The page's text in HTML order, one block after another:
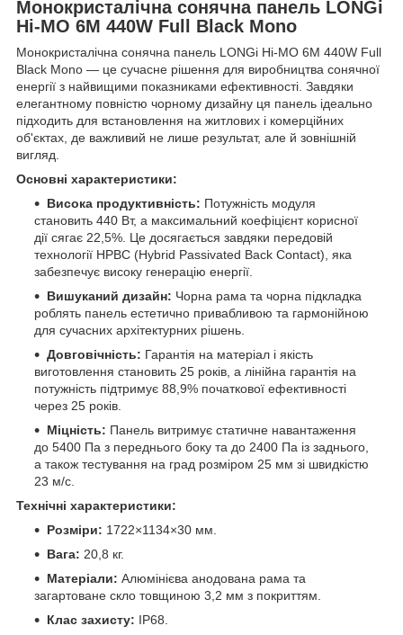
Монокристалічна сонячна панель LONGi
Hi-MO 6M 440W Full Black Mono
Монокристалічна сонячна панель LONGi Hi-MO 6M 440W Full
Black Mono — це сучасне рішення для виробництва сонячної
енергії з найвищими показниками ефективності. Завдяки
елегантному повністю чорному дизайну ця панель ідеально
підходить для встановлення на житлових і комерційних
об'єктах, де важливий не лише результат, але й зовнішній
вигляд.
Основні характеристики:
Висока продуктивність: Потужність модуля
становить 440 Вт, а максимальний коефіцієнт корисної
дії сягає 22,5%. Це досягається завдяки передовій
технології HPBC (Hybrid Passivated Back Contact), яка
забезпечує високу генерацію енергії.
Вишуканий дизайн: Чорна рама та чорна підкладка
роблять панель естетично привабливою та гармонійною
для сучасних архітектурних рішень.
Довговічність: Гарантія на матеріал і якість
виготовлення становить 25 років, а лінійна гарантія на
потужність підтримує 88,9% початкової ефективності
через 25 років.
Міцність: Панель витримує статичне навантаження
до 5400 Па з переднього боку та до 2400 Па із заднього,
а також тестування на град розміром 25 мм зі швидкістю
23 м/с.
Технічні характеристики:
Розміри: 1722×1134×30 мм.
Вага: 20,8 кг.
Матеріали: Алюмінієва анодована рама та
загартоване скло товщиною 3,2 мм з покриттям.
Клас захисту: IP68.